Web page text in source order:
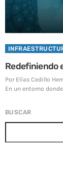
Redefiniendo
Por Elías Cedillo
En un entorno donde
BUSCAR